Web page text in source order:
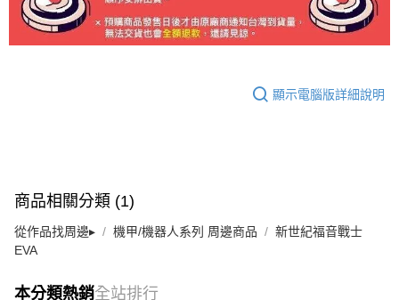
顯示電腦版詳細說明
商品相關分類 (1)
從作品找周邊▸ 機甲/機器人系列 周邊商品
新世紀福音戰士
EVA
本分類熱銷全站排行